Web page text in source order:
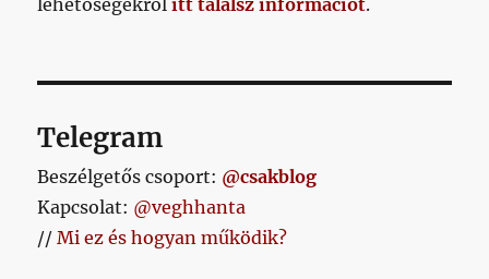
lehetőségekrőlitt találsz információt.
Telegram
Beszélgetős csoport: @csakblog
Kapcsolat: @veghhanta
//Mi ez és hogyan működik?